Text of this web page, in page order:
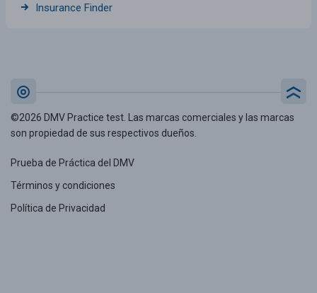
Insurance Finder
©2026 DMV Practice test. Las marcas comerciales y las marcas
son propiedad de sus respectivos dueños.
Prueba de Práctica del DMV
Términos y condiciones
Política de Privacidad